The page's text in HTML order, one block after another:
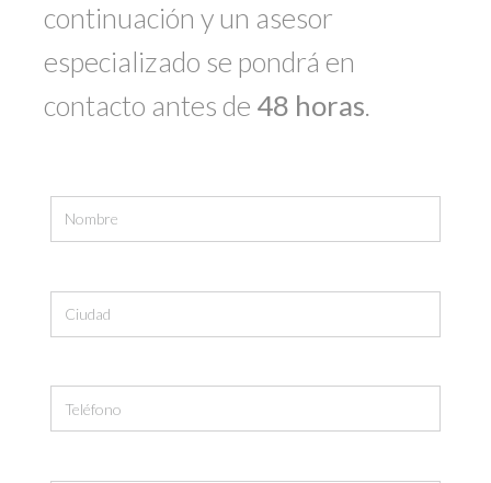
continuación y un asesor
especializado se pondrá en
contacto antes de 48 horas.